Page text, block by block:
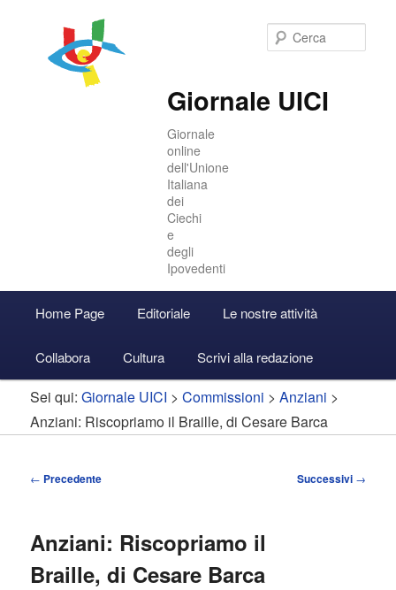
Giornale UICI
Giornale
online
dell'Unione
Italiana
dei
Ciechi
e
degli
Ipovedenti
principale
Vai
al
contenuto
Vai
al
contenuto
Accedi
Home Page Editoriale Le nostre attività
Collabora Cultura Scrivi alla redazione
Sei qui:Giornale UICI >Commissioni >Anziani >
Anziani: Riscopriamo il Braille, di Cesare Barca
Navigazione
← Precedente Successivi →
Anziani: Riscopriamo il
Braille, di Cesare Barca